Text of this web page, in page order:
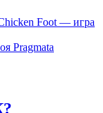
Foot — игра
Pragmata